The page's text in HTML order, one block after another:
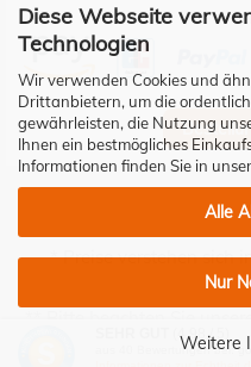
Diese Webseite
Technologien
Wir verwenden Cookies und
Drittanbietern, um die
gewährleisten, die Nutzung
Ihnen ein bestmögliches
Informationen finden Sie in
Alle
Nur
Weitere
* Preise verstehen sich
(4.98 / 5)
Bewertungen bei: